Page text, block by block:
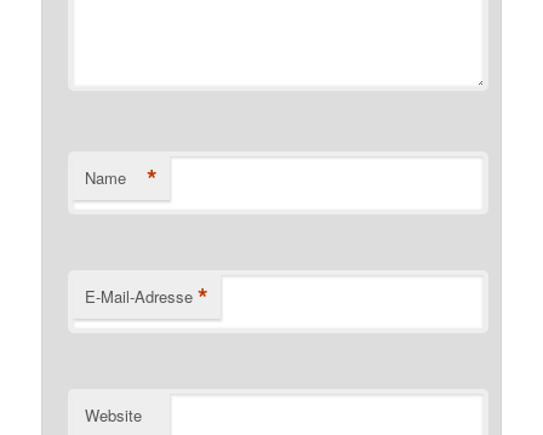
Name *
E-Mail-Adresse *
Website